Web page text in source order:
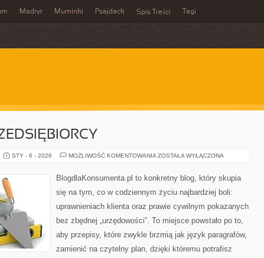
Madryt Muminki Psajdack Spis Treści Tagi
STY - 6 - 2026 MOŻLIWOŚĆ KOMENTOWANIA PRAWA
ZOSTAŁA WYŁĄCZONA
BlogdlaKonsumenta.pl to konkretny blog, który skupia
się na tym, co w codziennym życiu najbardziej boli:
uprawnieniach klienta oraz prawie cywilnym pokazanych
bez zbędnej „urzędowości”. To miejsce powstało po to,
aby przepisy, które zwykle brzmią jak język paragrafów,
zamienić na czytelny plan, dzięki któremu potrafisz